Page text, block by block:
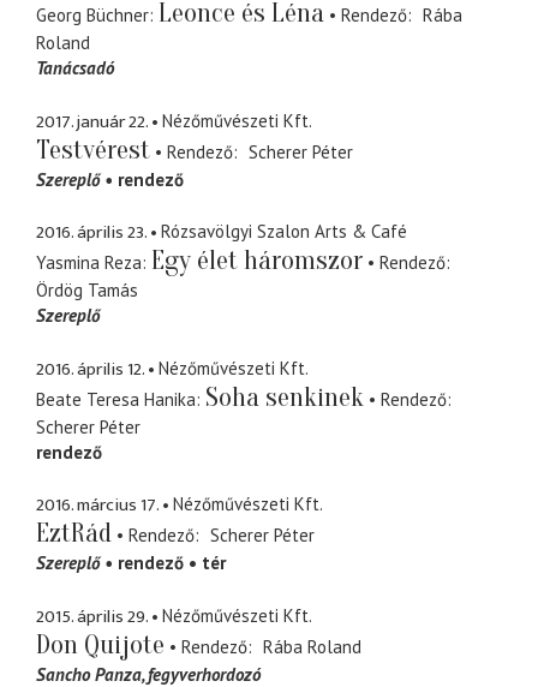
Georg Büchner Leonce és Léna Rendező
Rába
Roland
Tanácsadó
2017. január 22. Nézőművészeti Kft.
Testvérest Rendező
Scherer Péter
Szereplő
rendező
2016. április 23.
Rózsavölgyi Szalon Arts & Café
Yasmina Reza Egy élet háromszor
Rendező
Ördög Tamás
Szereplő
2016. április 12.
Nézőművészeti Kft.
Beate Teresa Hanika Soha senkinek
Rendező
Scherer Péter
rendező
2016. március 17. Nézőművészeti Kft.
EztRád Rendező
Scherer Péter
Szereplő
rendező tér
2015. április 29. Nézőművészeti Kft.
Don Quijote Rendező
Rába Roland
Sancho Panza fegyverhordozó